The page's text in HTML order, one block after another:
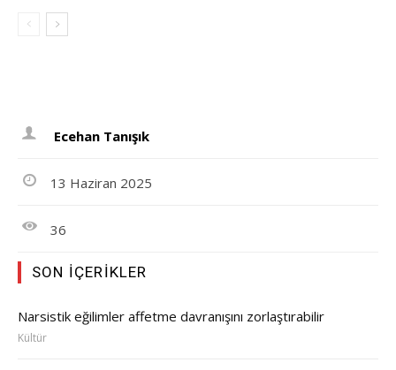
Ecehan Tanışık
13 Haziran 2025
36
SON İÇERIKLER
Narsistik eğilimler affetme davranışını zorlaştırabilir
Kültür